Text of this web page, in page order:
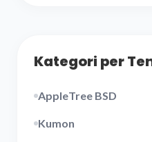
Kategori per
AppleTree BSD
Kumon